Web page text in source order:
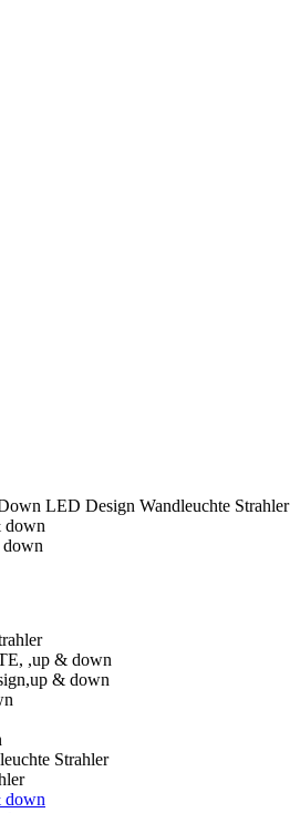
LED Design Wandleuchte Strahler